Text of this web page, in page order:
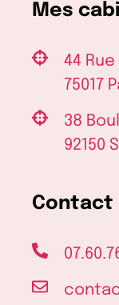
Mes
44
75017
38
92150
Contact